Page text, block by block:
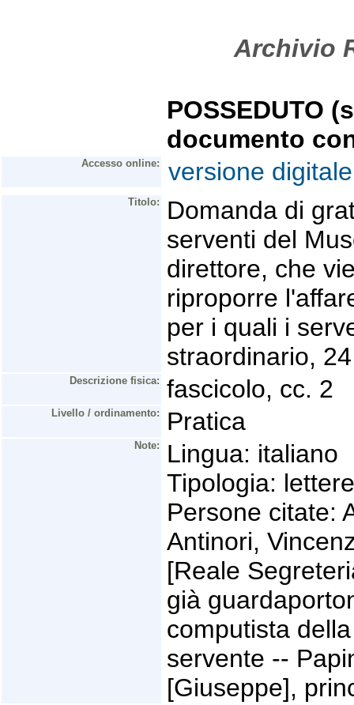
Archivio
POSSEDUTO
documento
Accesso online: versione digitale
Titolo:
Domanda di
serventi del
direttore, che
riproporre
per i quali i
straordinario,
Descrizione fisica: fascicolo, cc. 2
Livello / ordinamento: Pratica
Note:
Lingua: italiano
Tipologia:
Persone citate:
Antinori,
[Reale
già
computista
servente --
[Giuseppe],